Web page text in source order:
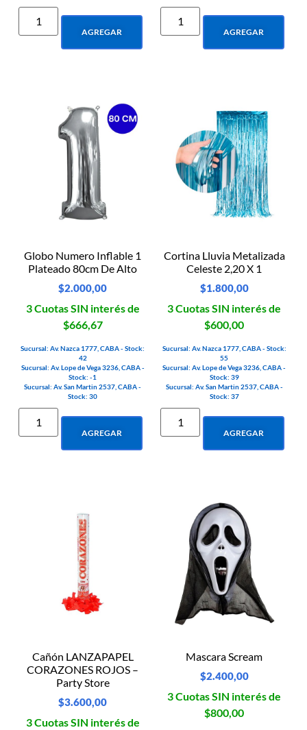
AGREGAR AGREGAR
Globo Numero Inflable 1
Plateado 80cm De Alto
$2.000,00
3 Cuotas SIN interés de
$666,67
Sucursal: Av. Nazca 1777, CABA - Stock:
42
Sucursal: Av. Lope de Vega 3236, CABA -
Stock: -1
Sucursal: Av. San Martin 2537, CABA -
Stock: 30
AGREGAR
Cortina Lluvia Metalizada
Celeste 2,20 X 1
$1.800,00
3 Cuotas SIN interés de
$600,00
Sucursal: Av. Nazca 1777, CABA - Stock:
55
Sucursal: Av. Lope de Vega 3236, CABA -
Stock: 39
Sucursal: Av. San Martin 2537, CABA -
Stock: 37
AGREGAR
Cañón LANZAPAPEL
CORAZONES ROJOS –
Party Store
$3.600,00
3 Cuotas SIN interés de
Mascara Scream
$2.400,00
3 Cuotas SIN interés de
$800,00